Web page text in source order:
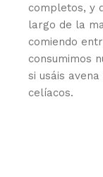
completos, y
largo de la
comiendo
consumimos
si usáis
celíacos.